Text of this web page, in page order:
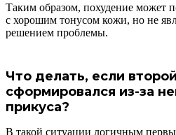
Таким образом, похудение может
с хорошим тонусом кожи, но не
решением проблемы.
Что делать, если
сформировался из-за
прикуса?
В такой ситуации логичным